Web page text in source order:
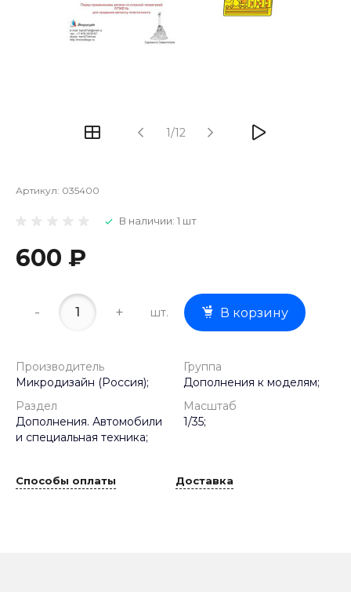
1/12
Артикул: 035400
В наличии: 1 шт
600 ₽
- + шт. В корзину
Производитель
Микродизайн (Россия);
Группа
Дополнения к моделям;
Раздел
Дополнения. Автомобили
и специальная техника;
Масштаб
1/35;
Способы оплаты Доставка